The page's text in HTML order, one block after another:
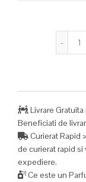
Livrare
Beneficiati de
Curierat Rapid
de curierat rapid si
expediere.
Ce este un